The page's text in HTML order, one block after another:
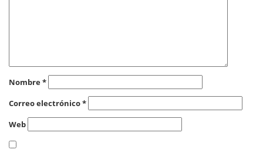
Nombre*
Correo electrónico*
Web